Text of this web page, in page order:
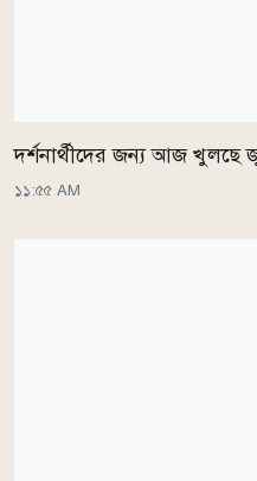
দর্শনার্থীদের জন্য আজ খুলছে
১১:৫৫ AM